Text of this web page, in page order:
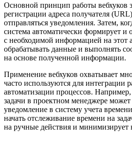
Основной принцип работы вебхуков
регистрации адреса получателя
отправляться уведомления. Затем,
система автоматически формирует и
с необходимой информацией на этот
обрабатывать данные и выполнять
на основе полученной информации.
Применение вебхуков охватывает
часто используются для интеграции
автоматизации процессов.
задачи в проектном менеджере
уведомление в систему учета
начать отслеживание времени на
на ручные действия и минимизирует